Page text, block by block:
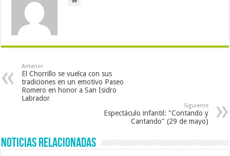
Anterior
El Chorrillo se vuelca con sus
tradiciones en un emotivo Paseo
Romero en honor a San Isidro
Labrador
Siguiente
Espectáculo infantil: "Contando y
Cantando" (29 de mayo)
Noticias Relacionadas